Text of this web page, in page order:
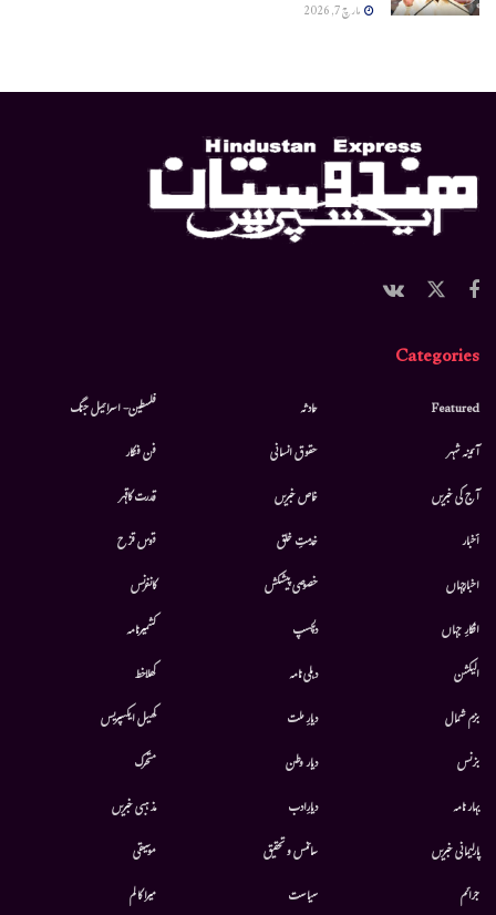
مارچ 7, 2026
Categories
Featured
آئینہ شہر
آج کی خبریں
أخبار
اخبارجہاں
افکارِ جہاں
الیکشن
بزم شمال
بزنس
بہار نامہ
پارلیمانی خبریں
جرائم
حادثہ
حقوق انسانی
خاص خبریں
خدمتِ خلق
خصوصی پیشکش
دلچسپ
دہلی نامہ
دیارِ ملت
دیار وطن
دیارِادب
سائنس و تحقیق
سیاست
فلسطین- اسرائیل جنگ
فن فنکار
قدرت کاقہر
قوس قزح
کانفرنس
کشمیرنامہ
کھلاخط
کھیل ایکسپریس
متحرك
مذہبی خبریں
موسيقى
میرا کالم